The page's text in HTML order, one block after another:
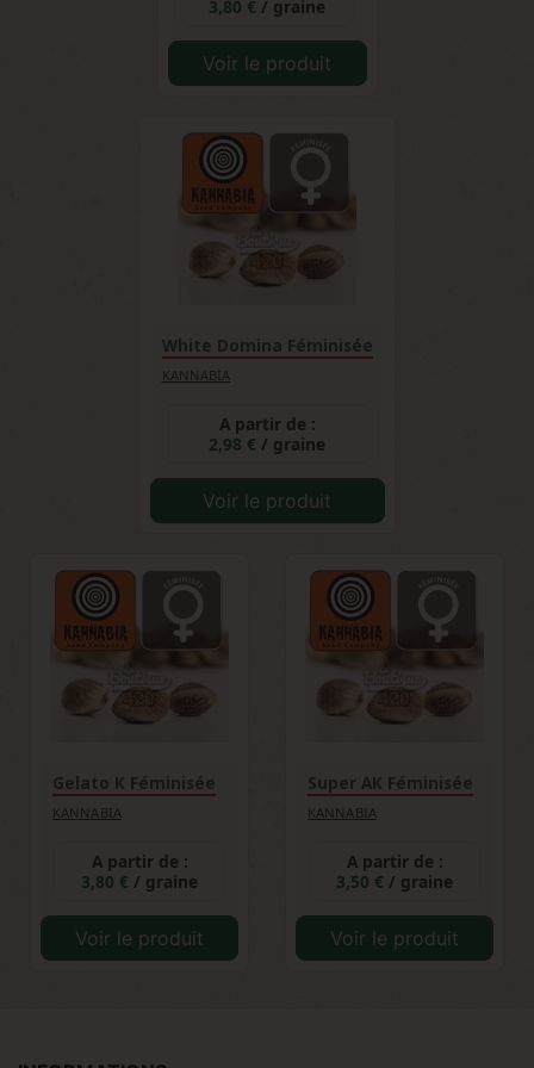
3,80 € / graine
Voir le produit
White Domina Féminisée
KANNABIA
A partir de :
2,98 € / graine
Voir le produit
Gelato K Féminisée
KANNABIA
A partir de :
3,80 € / graine
Voir le produit
Super AK Féminisée
KANNABIA
A partir de :
3,50 € / graine
Voir le produit